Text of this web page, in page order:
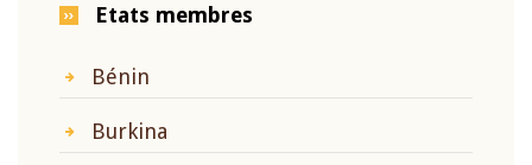
Etats membres
Bénin
Burkina